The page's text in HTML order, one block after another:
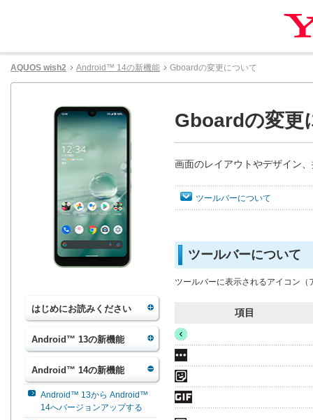
AQUOS wish2 Android™ 14の新機能 Gboardの変更について
はじめにお読みください
Android™ 13の新機能
Android™ 14の新機能
Android™ 13から Android™
14へバージョンアップする
Gboardの変更
画面のレイアウトやデザイン
ツールバーについて
ツールバーについて
ツールバーに表示されるアイコン
項目